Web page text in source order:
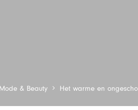
& Beauty Het warme en